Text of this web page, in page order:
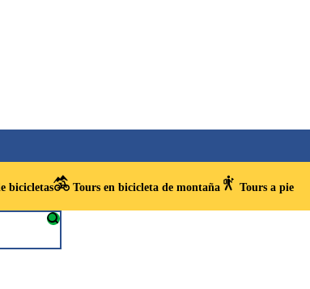
bicicletas Tours en bicicleta de montaña Tours a pie